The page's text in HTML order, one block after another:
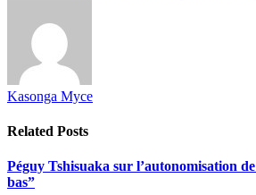
Kasonga Myce
Related Posts
Péguy Tshisuaka sur l’autonomisation
bas”